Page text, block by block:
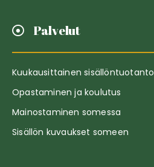
Palvelut
Kuukausittainen sisällöntuotanto
Opastaminen ja koulutus
Mainostaminen somessa
Sisällön kuvaukset someen